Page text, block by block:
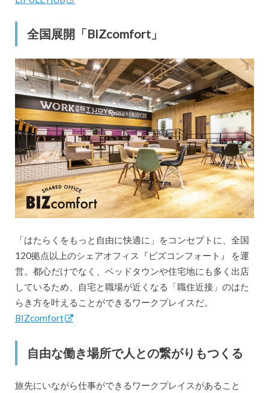
全国展開「BIZcomfort」
「はたらくをもっと自由に快適に」をコンセプトに、全国
120拠点以上のシェアオフィス『ビズコンフォート』 を運
営。都心だけでなく、ベッドタウンや住宅地にも多く出店
しているため、自宅と職場が近くなる「職住近接」のはた
らき方を叶えることができるワークプレイスだ。
BIZcomfort
自由な働き場所で人との繋がりもつくる
旅先にいながら仕事ができるワークプレイスがあること